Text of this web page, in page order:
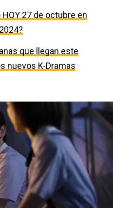
27 de octubre en
que llegan este
nuevos K-Dramas